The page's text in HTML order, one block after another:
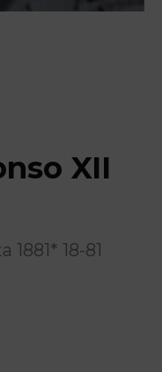
XII
18-81